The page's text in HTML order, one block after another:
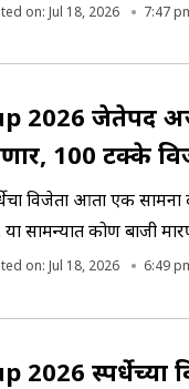
on: Jul 18, 2026 7:47
2026 जेतेपद
100 टक्के
विजेता आता एक
सामन्यात कोण बाजी
जोरदार चर्चा रंगली आहे.
on: Jul 18, 2026 6:49
2026 स्पर्धेच्या